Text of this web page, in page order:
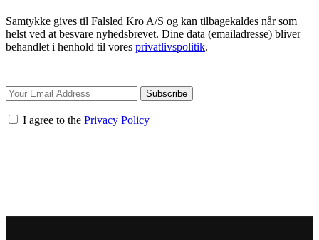
Samtykke gives til Falsled Kro A/S og kan tilbagekaldes når som
helst ved at besvare nyhedsbrevet. Dine data (emailadresse) bliver
behandlet i henhold til vores privatlivspolitik.
Subscribe
I agree to the Privacy Policy